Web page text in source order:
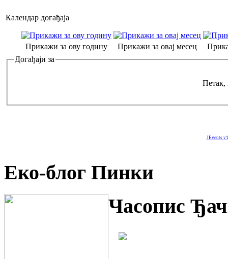
Календар догађаја
Прикажи за ову годину Прикажи за овај месец
Догађаји за
Петак,
JEvents
Еко-блог Пинки
Часопис